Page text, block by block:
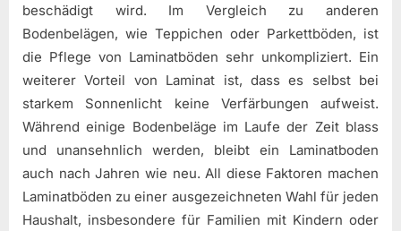
beschädigt wird. Im Vergleich zu anderen
Bodenbelägen, wie Teppichen oder Parkettböden, ist
die Pflege von Laminatböden sehr unkompliziert. Ein
weiterer Vorteil von Laminat ist, dass es selbst bei
starkem Sonnenlicht keine Verfärbungen aufweist.
Während einige Bodenbeläge im Laufe der Zeit blass
und unansehnlich werden, bleibt ein Laminatboden
auch nach Jahren wie neu. All diese Faktoren machen
Laminatböden zu einer ausgezeichneten Wahl für jeden
Haushalt, insbesondere für Familien mit Kindern oder